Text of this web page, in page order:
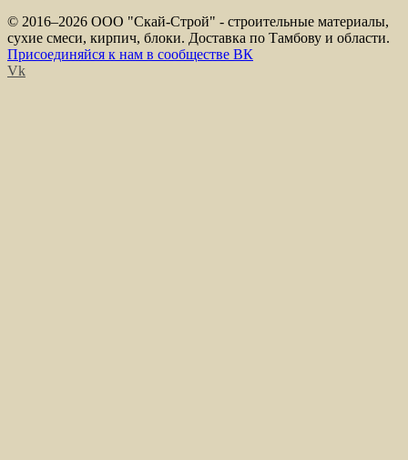
© 2016–2026 ООО "Скай-Строй" - строительные материалы,
сухие смеси, кирпич, блоки. Доставка по Тамбову и области.
Присоединяйся к нам в сообществе ВК
Vk